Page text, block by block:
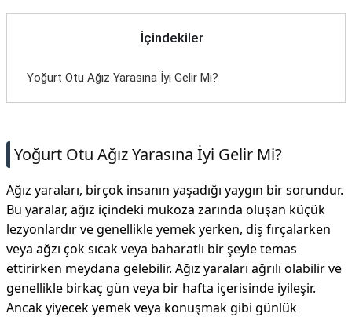
İçindekiler
Yoğurt Otu Ağız Yarasına İyi Gelir Mi?
Yoğurt Otu Ağız Yarasına İyi Gelir Mi?
Ağız yaraları, birçok insanın yaşadığı yaygın bir sorundur.
Bu yaralar, ağız içindeki mukoza zarında oluşan küçük
lezyonlardır ve genellikle yemek yerken, diş fırçalarken
veya ağzı çok sıcak veya baharatlı bir şeyle temas
ettirirken meydana gelebilir. Ağız yaraları ağrılı olabilir ve
genellikle birkaç gün veya bir hafta içerisinde iyileşir.
Ancak yiyecek yemek veya konuşmak gibi günlük